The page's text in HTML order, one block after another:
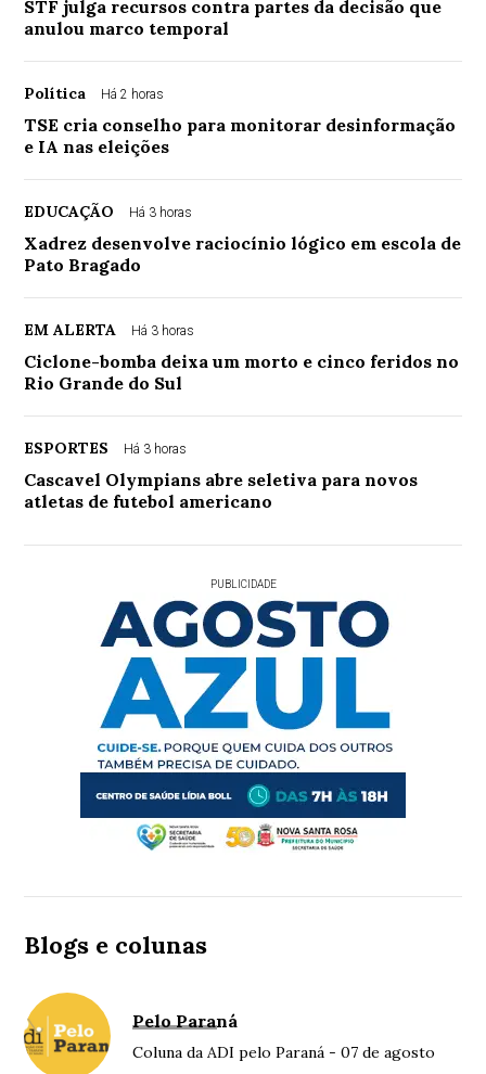
STF julga recursos contra partes da decisão que
anulou marco temporal
Política Há 2 horas
TSE cria conselho para monitorar desinformação
e IA nas eleições
EDUCAÇÃO Há 3 horas
Xadrez desenvolve raciocínio lógico em escola de
Pato Bragado
EM ALERTA Há 3 horas
Ciclone-bomba deixa um morto e cinco feridos no
Rio Grande do Sul
ESPORTES Há 3 horas
Cascavel Olympians abre seletiva para novos
atletas de futebol americano
PUBLICIDADE
Blogs e colunas
Pelo Paraná
Coluna da ADI pelo Paraná - 07 de agosto